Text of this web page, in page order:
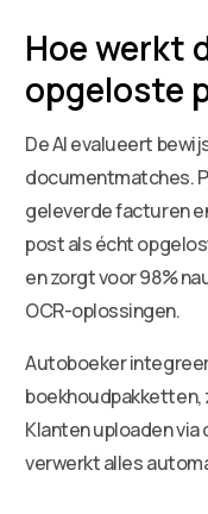
Hoe werkt
opgeloste
De AI evalueert
documentmatches.
geleverde facturen
post als écht
en zorgt voor 98%
OCR-oplossingen.
Autoboeker
boekhoudpakketten,
Klanten uploaden via
verwerkt alles